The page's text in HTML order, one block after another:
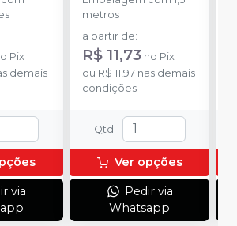
Pix
demais
via
metros
a partir de:
R$ 11,73 no Pix
ou R$ 11,97nas demais
condições
Qtd :
Ver opções
Pedir via
Whatsapp